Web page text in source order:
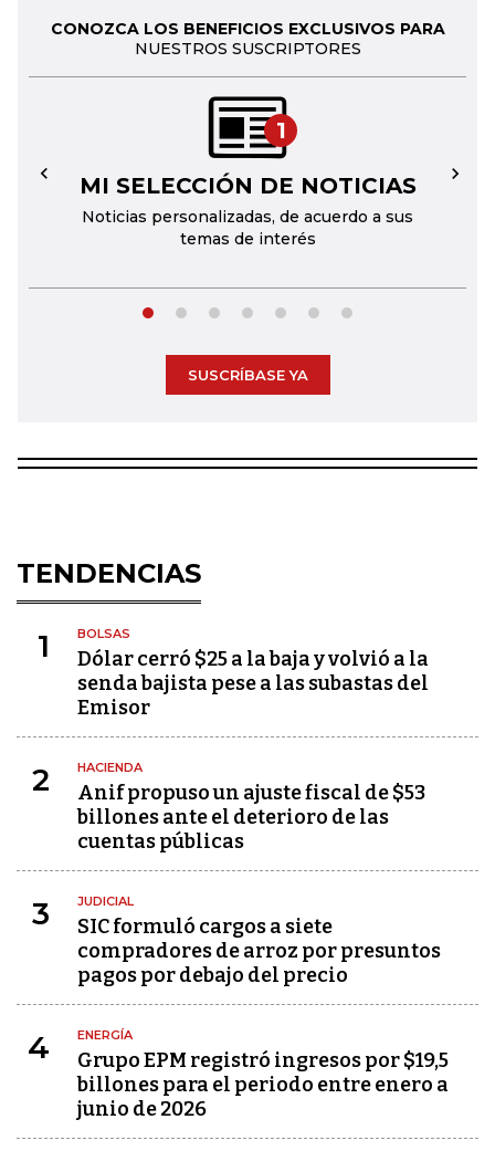
CONOZCA LOS BENEFICIOS EXCLUSIVOS PARA
NUESTROS SUSCRIPTORES
1
MI SELECCIÓN DE NOTICIAS
Noticias personalizadas, de acuerdo a sus
temas de interés
← →
SUSCRÍBASE YA
TENDENCIAS
1 BOLSAS
Dólar cerró $25 a la baja y volvió a la
senda bajista pese a las subastas del
Emisor
2 HACIENDA
Anif propuso un ajuste fiscal de $53
billones ante el deterioro de las
cuentas públicas
3 JUDICIAL
SIC formuló cargos a siete
compradores de arroz por presuntos
pagos por debajo del precio
4 ENERGÍA
Grupo EPM registró ingresos por $19,5
billones para el periodo entre enero a
junio de 2026